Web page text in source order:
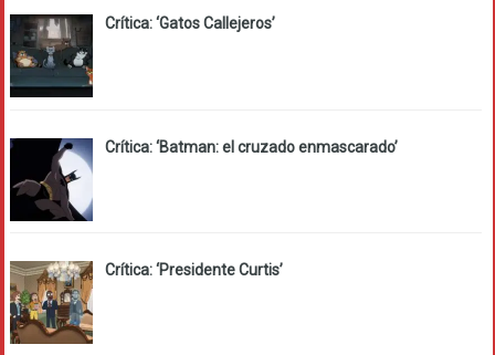
Crítica: ‘Gatos Callejeros’
Crítica: ‘Batman: el cruzado enmascarado’
Crítica: ‘Presidente Curtis’